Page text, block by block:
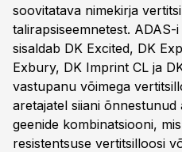
soovitatava nimekirja
talirapsiseemnetest.
sisaldab DK Excited, DK
Exbury, DK Imprint CL ja
vastupanu võimega
aretajatel siiani
geenide kombinatsiooni,
resistentsuse vertitsilloosi